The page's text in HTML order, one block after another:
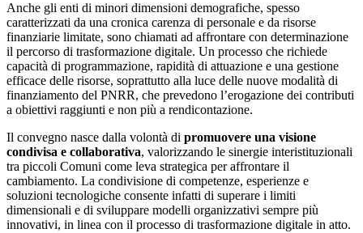
Anche gli enti di minori dimensioni demografiche, spesso
caratterizzati da una cronica carenza di personale e da risorse
finanziarie limitate, sono chiamati ad affrontare con determinazione
il percorso di trasformazione digitale. Un processo che richiede
capacità di programmazione, rapidità di attuazione e una gestione
efficace delle risorse, soprattutto alla luce delle nuove modalità di
finanziamento del PNRR, che prevedono l’erogazione dei contributi
a obiettivi raggiunti e non più a rendicontazione.
Il convegno nasce dalla volontà di promuovere una visione
condivisa e collaborativa, valorizzando le sinergie interistituzionali
tra piccoli Comuni come leva strategica per affrontare il
cambiamento. La condivisione di competenze, esperienze e
soluzioni tecnologiche consente infatti di superare i limiti
dimensionali e di sviluppare modelli organizzativi sempre più
innovativi, in linea con il processo di trasformazione digitale in atto.